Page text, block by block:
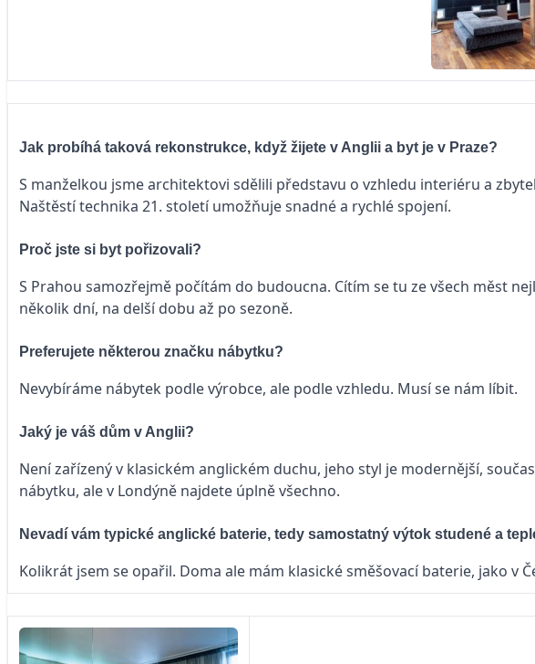
Jak probíhá taková rekonstrukce, když žijete v Anglii a byt je v Praze?
S manželkou jsme architektovi sdělili představu o vzhledu interiéru a
Naštěstí technika 21. století umožňuje snadné a rychlé spojení.
Proč jste si byt pořizovali?
S Prahou samozřejmě počítám do budoucna. Cítím se tu ze všech měst
několik dní, na delší dobu až po sezoně.
Preferujete některou značku nábytku?
Nevybíráme nábytek podle výrobce, ale podle vzhledu. Musí se nám líbit.
Jaký je váš dům v Anglii?
Není zařízený v klasickém anglickém duchu, jeho styl je modernější,
nábytku, ale v Londýně najdete úplně všechno.
Nevadí vám typické anglické baterie, tedy samostatný výtok studené a
Kolikrát jsem se opařil. Doma ale mám klasické směšovací baterie, jako v